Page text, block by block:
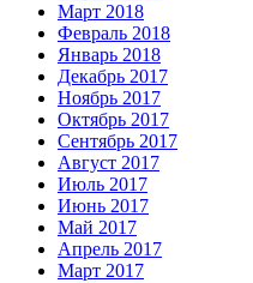
Март 2018
Февраль 2018
Январь 2018
Декабрь 2017
Ноябрь 2017
Октябрь 2017
Сентябрь 2017
Август 2017
Июль 2017
Июнь 2017
Май 2017
Апрель 2017
Март 2017